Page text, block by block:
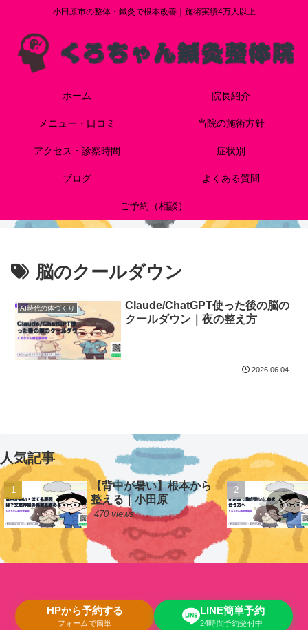
小田原市の整体・鍼灸で根本改善｜施術実績4万人以上
ホーム 院長紹介
メニュー・口コミ 当院の施術方針
アクセス・診察時間 症状別
ブログ よくある質問
ご予約（相談）
脳のクールダウン
AI時代の体づくり
Claude/ChatGPT使った後の脳の
クールダウン｜夜の整え方
2026.06.04
人気記事
【背中が暑い】根本から
整える｜小田原
470 views
HPから予約する
フォームで簡単
LINE簡単予約
24時間予約受付中